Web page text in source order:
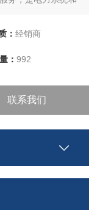
： 经销商
： 992
联系我们